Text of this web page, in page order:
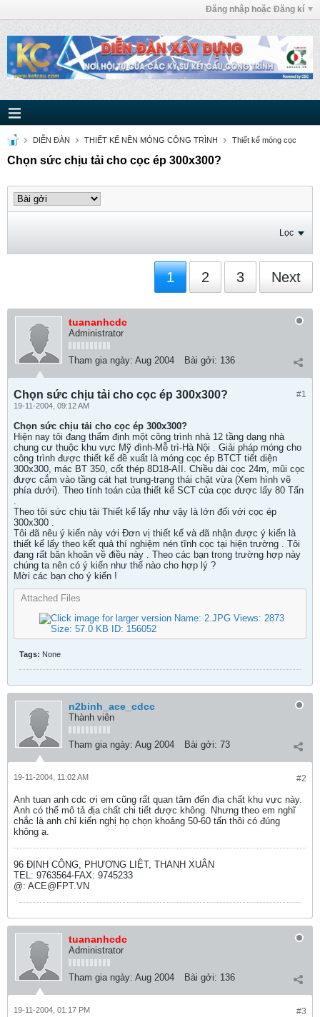
Đăng nhập hoặc Đăng kí
DIỄN ĐÀN THIẾT KẾ NỀN MÓNG CÔNG TRÌNH Thiết kế móng cọc
Chọn sức chịu tải cho cọc ép 300x300?
Lọc
1 2 3 Next
tuananhcdc
Administrator
Tham gia ngày: Aug 2004 Bài gởi: 136
#1
Chọn sức chịu tải cho cọc ép 300x300?
19-11-2004, 09:12 AM
Chọn sức chịu tải cho cọc ép 300x300?
Hiện nay tôi đang thẩm định một công trình nhà 12 tầng dạng nhà
chung cư thuộc khu vực Mỹ đình-Mễ trì-Hà Nội . Giải pháp móng cho
công trình được thiết kế đề xuất là móng cọc ép BTCT tiết diện
300x300, mác BT 350, cốt thép 8D18-AII. Chiều dài cọc 24m, mũi cọc
được cắm vào tầng cát hạt trung-trạng thái chặt vừa (Xem hình vẽ
phía dưới). Theo tính toán của thiết kế SCT của cọc được lấy 80 Tấn
.
Theo tôi sức chịu tải Thiết kế lấy như vậy là lớn đối với cọc ép
300x300 .
Tôi đã nêu ý kiến này với Đơn vị thiết kế và đã nhận được ý kiến là
thiết kế lấy theo kết quả thí nghiệm nén tĩnh cọc tại hiện trường . Tôi
đang rất băn khoăn về điều này . Theo các bạn trong trường hợp này
chúng ta nên có ý kiến như thế nào cho hợp lý ?
Mời các bạn cho ý kiến !
Attached Files
Tags: None
n2binh_ace_cdcc
Thành viên
Tham gia ngày: Aug 2004 Bài gởi: 73
#2
19-11-2004, 11:02 AM
Anh tuan anh cdc ơi em cũng rất quan tâm đến địa chất khu vực này.
Anh có thể mô tả địa chất chi tiết được không. Nhưng theo em nghĩ
chắc là anh chỉ kiến nghị họ chọn khoảng 50-60 tấn thôi có đúng
không ạ.
96 ĐỊNH CÔNG, PHƯƠNG LIỆT, THANH XUÂN
TEL: 9763564-FAX: 9745233
@: ACE@FPT.VN
tuananhcdc
Administrator
Tham gia ngày: Aug 2004 Bài gởi: 136
#3
19-11-2004, 01:17 PM